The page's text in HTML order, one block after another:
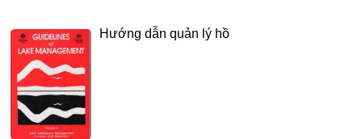
Hướng dẫn quản lý hồ